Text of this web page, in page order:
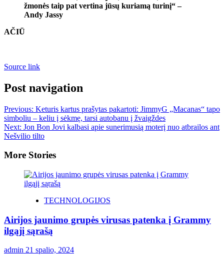
žmonės taip pat vertina jūsų kuriamą turinį“ –
Andy Jassy
AČIŪ
Source link
Post navigation
Previous: Keturis kartus prašytas pakartoti: JimmyG „Macanas“ tapo
simboliu – keliu į sėkmę, tarsi autobanu į žvaigždes
Next: Jon Bon Jovi kalbasi apie sunerimusią moterį nuo atbrailos ant
Nešvilio tilto
More Stories
TECHNOLOGIJOS
Airijos jaunimo grupės virusas patenka į Grammy
ilgąjį sąrašą
admin 21 spalio, 2024